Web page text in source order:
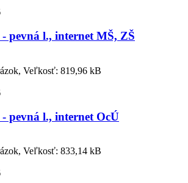
pevná l., internet MŠ, ZŠ
Veľkosť: 819,96 kB
pevná l., internet OcÚ
Veľkosť: 833,14 kB